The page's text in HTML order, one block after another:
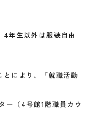
4年生以外は服装自由
により、「就職活動
ー（4号館1階職員カウ